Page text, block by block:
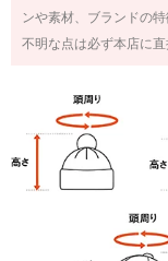
ンや素材、ブランドの
不明な点は必ず本店に直